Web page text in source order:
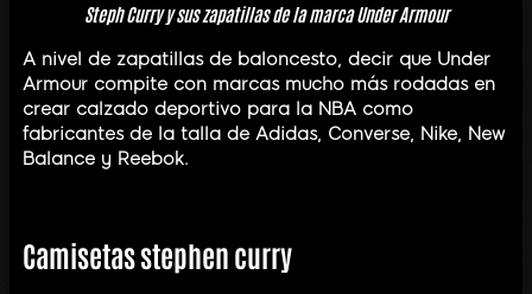
Steph Curry y sus zapatillas de la marca Under Armour
A nivel de zapatillas de baloncesto, decir que Under
Armour compite con marcas mucho más rodadas en
crear calzado deportivo para la NBA como
fabricantes de la talla de Adidas, Converse, Nike, New
Balance y Reebok.
Camisetas stephen curry